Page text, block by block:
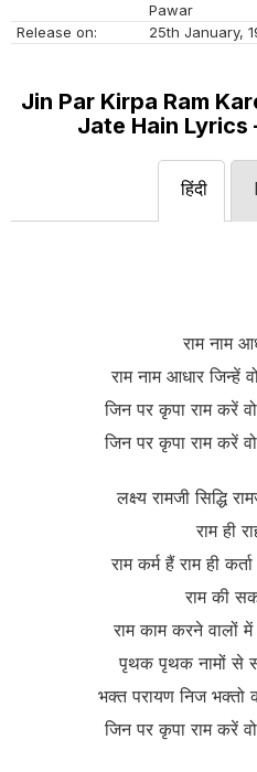
Pawar
Release on:
25th January,
Jin Par Kirpa Ram
Jate Hain Lyrics
हिंदी
राम नाम
राम नाम आधार जिन्हें
जिन पर कृपा राम करें
जिन पर कृपा राम करें
लक्ष्य रामजी सिद्धि
राम ही
राम कर्म हैं राम ही
राम की
राम काम करने वालों
पृथक पृथक नामों से
भक्त परायण निज भक्तो
जिन पर कृपा राम करें